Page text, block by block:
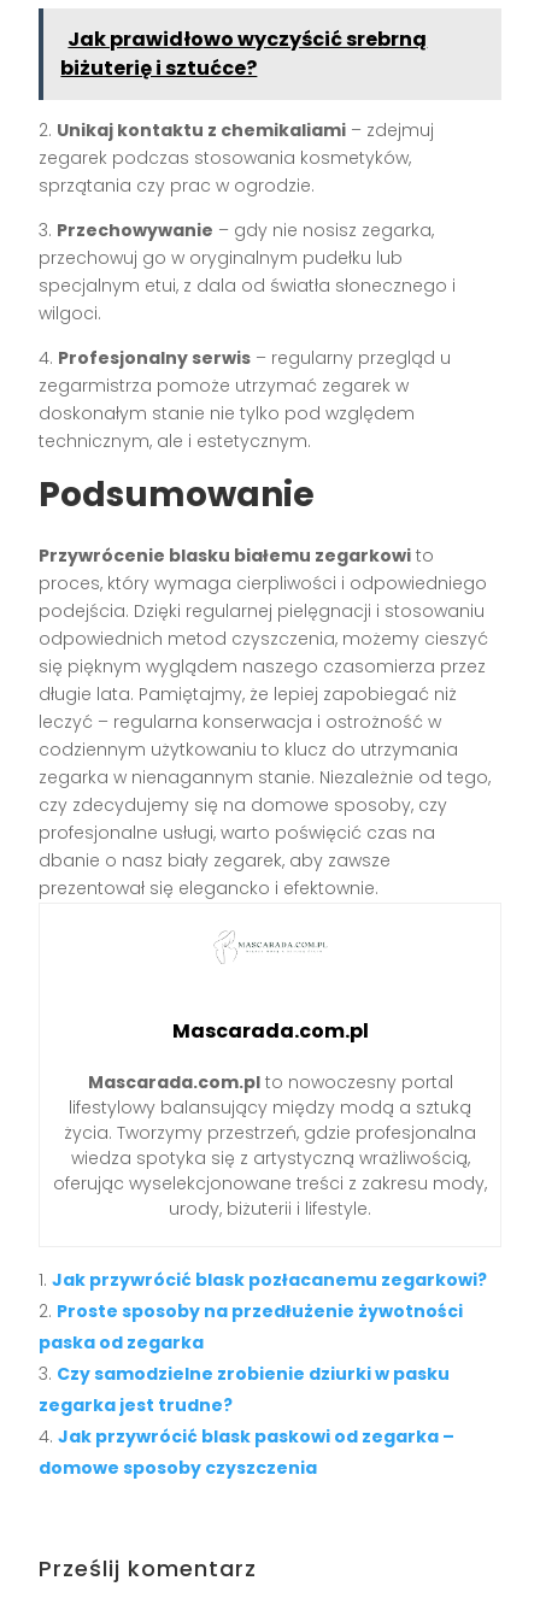
Jak prawidłowo wyczyścić srebrną
biżuterię i sztućce?
2. Unikaj kontaktu z chemikaliami – zdejmuj
zegarek podczas stosowania kosmetyków,
sprzątania czy prac w ogrodzie.
3. Przechowywanie – gdy nie nosisz zegarka,
przechowuj go w oryginalnym pudełku lub
specjalnym etui, z dala od światła słonecznego i
wilgoci.
4. Profesjonalny serwis – regularny przegląd u
zegarmistrza pomoże utrzymać zegarek w
doskonałym stanie nie tylko pod względem
technicznym, ale i estetycznym.
Podsumowanie
Przywrócenie blasku białemu zegarkowi to
proces, który wymaga cierpliwości i odpowiedniego
podejścia. Dzięki regularnej pielęgnacji i stosowaniu
odpowiednich metod czyszczenia, możemy cieszyć
się pięknym wyglądem naszego czasomierza przez
długie lata. Pamiętajmy, że lepiej zapobiegać niż
leczyć – regularna konserwacja i ostrożność w
codziennym użytkowaniu to klucz do utrzymania
zegarka w nienagannym stanie. Niezależnie od tego,
czy zdecydujemy się na domowe sposoby, czy
profesjonalne usługi, warto poświęcić czas na
dbanie o nasz biały zegarek, aby zawsze
prezentował się elegancko i efektownie.
Mascarada.com.pl
Mascarada.com.plto nowoczesny portal
lifestylowy balansujący między modą a sztuką
życia. Tworzymy przestrzeń, gdzie profesjonalna
wiedza spotyka się z artystyczną wrażliwością,
oferując wyselekcjonowane treści z zakresu mody,
urody, biżuterii i lifestyle.
Jak przywrócić blask pozłacanemu zegarkowi?
Proste sposoby na przedłużenie żywotności
paska od zegarka
Czy samodzielne zrobienie dziurki w pasku
zegarka jest trudne?
Jak przywrócić blask paskowi od zegarka –
domowe sposoby czyszczenia
Prześlij komentarz